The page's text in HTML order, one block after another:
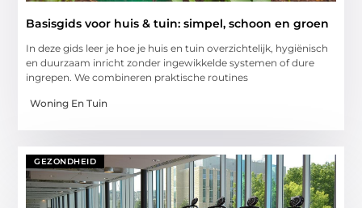
Basisgids voor huis & tuin: simpel, schoon en groen
In deze gids leer je hoe je huis en tuin overzichtelijk, hygiënisch
en duurzaam inricht zonder ingewikkelde systemen of dure
ingrepen. We combineren praktische routines
Woning En Tuin
GEZONDHEID